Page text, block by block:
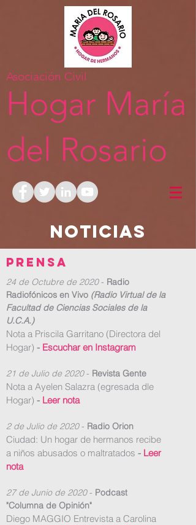
Hogar María
del Rosario
Asociación Civil
NOTICIAS
PRENSA
24 de Octubre de 2020- Radio
Radiofónicos en Vivo (Radio Virtual de la
Facultad de Ciencias Sociales de la
U.C.A.)
Nota a Priscila Garritano (Directora del
Hogar) - Escuchar en Instagram
21 de Julio de 2020- Revista Gente
Nota a Ayelen Salazra (egresada dle
Hogar) - Leer nota
2 de Julio de 2020- Radio Orion
Ciudad: Un hogar de hermanos recibe
a niños abusados o maltratados - Leer
nota
27 de Junio de 2020- Podcast
"Columna de Opinión"
Diego MAGGIO Entrevista a Carolina